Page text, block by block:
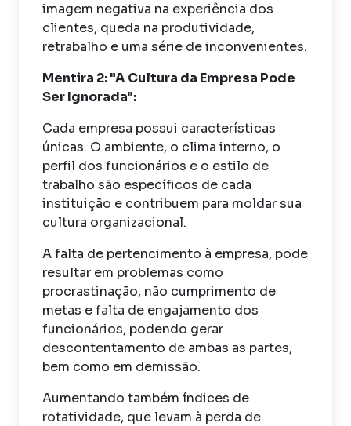
imagem negativa na experiência dos
clientes, queda na produtividade,
retrabalho e uma série de inconvenientes.
Mentira 2: "A Cultura da Empresa Pode
Ser Ignorada":
Cada empresa possui características
únicas. O ambiente, o clima interno, o
perfil dos funcionários e o estilo de
trabalho são específicos de cada
instituição e contribuem para moldar sua
cultura organizacional.
A falta de pertencimento à empresa, pode
resultar em problemas como
procrastinação, não cumprimento de
metas e falta de engajamento dos
funcionários, podendo gerar
descontentamento de ambas as partes,
bem como em demissão.
Aumentando também índices de
rotatividade, que levam à perda de